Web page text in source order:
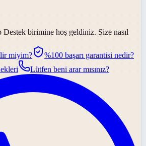
Destek birimine hoş geldiniz. Size nasıl
miyim?
%100 başarı garantisi nedir?
Lütfen beni arar mısınız?